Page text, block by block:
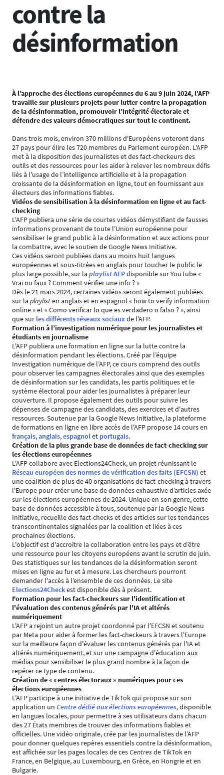
contre la
désinformation
À l’approche des élections européennes du 6 au 9 juin 2024, l'AFP
travaille sur plusieurs projets pour lutter contre la propagation
de la désinformation, promouvoir l'intégrité électorale et
défendre des valeurs démocratiques sur tout le continent.
Dans trois mois, environ 370 millions d'Européens voteront dans
27 pays pour élire les 720 membres du Parlement européen. L'AFP
met à la disposition des journalistes et des fact-checkeurs des
outils et des ressources pour les aider à relever les nombreux défis
liés à l'usage de l’intelligence artificielle et à la propagation
croissante de la désinformation en ligne, tout en fournissant aux
électeurs des informations fiables.
Vidéos de sensibilisation à la désinformation en ligne et au fact-
checking
L'AFP publiera une série de courtes vidéos démystifiant de fausses
informations provenant de toute l'Union européenne pour
sensibiliser le grand public à la désinformation et aux actions pour
la combattre, avec le soutien de Google News Initiative.
Ces vidéos seront publiées dans au moins huit langues
européennes et sous-titrées en anglais pour toucher le public le
plus large possible, sur la playlistAFPdisponible sur YouTube «
Vrai ou faux ? Comment vérifier une info ? »
Dès le 21 mars 2024, certaines vidéos seront également publiées
sur la playlisten anglais et en espagnol « how to verify information
online » et « Como verificar lo que es verdadero o falso ? », ainsi
que sur les différents réseaux sociauxde l'AFP.
Formation à l’investigation numérique pour les journalistes et
étudiants en journalisme
L'AFP publiera une formation en ligne sur la lutte contre la
désinformation pendant les élections. Créé par l’équipe
Investigation numérique de l’AFP, ce cours comprend des outils
pour observer les campagnes électorales ainsi que des exemples
de désinformation sur les candidats, les partis politiques et le
système électoral pour aider les journalistes à préparer leur
couverture. Il propose également des outils pour suivre les
dépenses de campagne des candidats, des exercices et d'autres
ressources. Soutenue par la Google News Initiative, la plateforme
de formations en ligne en libre accès de l'AFP propose 14 cours en
français,anglais,espagnolet portugais.
Création de la plus grande base de données de fact-checking sur
les élections européennes
L'AFP collabore avec Elections24Check, un projet réunissant le
Réseau européen des normes de vérification des faits (EFCSN) et
une coalition de plus de 40 organisations de fact-checking à travers
l'Europe pour créer une base de données exhaustive d’articles axée
sur les élections européennes de 2024. Unique en son genre, cette
base de données accessible à tous, soutenue par la Google News
Initiative, recueille des fact-checks et des articles sur les tendances
transcontinentales signalées par la coalition et liées à ces
prochaines élections.
L'objectif est d'accroître la collaboration entre les pays et d’être
une ressource pour les citoyens européens avant le scrutin de juin.
Des statistiques sur les tendances de la désinformation seront
mises en ligne au fur et à mesure. Les chercheurs pourront
demander l'accès à l’ensemble de ces données. Le site
Elections24Checkest disponible dès à présent.
Formation pour les fact-checkeurs sur l'identification et
l'évaluation des contenus générés par l'IA et altérés
numériquement
L'AFP a rejoint un autre projet coordonné par l’EFCSN et soutenu
par Meta pour aider à former les fact-checkeurs à travers l'Europe
sur la meilleure façon d'évaluer les contenus générés par l'IA et
altérés numériquement, et sur une campagne d'éducation aux
médias pour sensibiliser le plus grand nombre à la façon de
repérer ce type de contenu.
Création de « centres électoraux » numériques pour ces
élections européennes
L’AFP participe à une initiative de TikTok qui propose sur son
application un Centre dédié aux élections européennes, disponible
en langues locales, pour permettre à ses utilisateurs dans chacun
des 27 États membres de trouver des informations fiables et
officielles. Une vidéo originale, crée par les journalistes de l’AFP
pour donner quelques repères essentiels contre la désinformation,
est affichée sur les pages locales de cesCentres de TikTok en
France, en Belgique, au Luxembourg, en Grèce, en Hongrie et en
Bulgarie.